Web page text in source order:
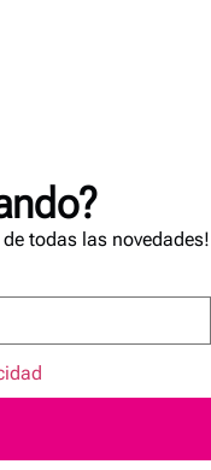
todas las novedades!